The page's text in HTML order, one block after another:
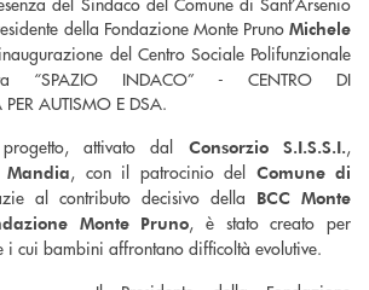
della Fondazione Monte PrunoMichele
del Centro Sociale Polifunzionale
“SPAZIO INDACO” - CENTRO DI
AUTISMO E DSA.
attivato dal Consorzio S.I.S.S.I.,
Mandia, con il patrocinio del Comune di
al contributo decisivo della BCC Monte
Monte Pruno, è stato creato per
i cui bambini affrontano difficoltà evolutive.